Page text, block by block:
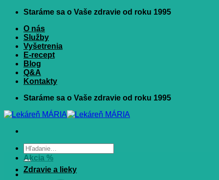
Skip
content
Staráme sa o Vaše zdravie od roku 1995
O nás
Služby
Vyšetrenia
E-recept
Blog
Q&A
Kontakty
Staráme sa o Vaše zdravie od roku 1995
Hľadať:
Akcia %
Zdravie a lieky